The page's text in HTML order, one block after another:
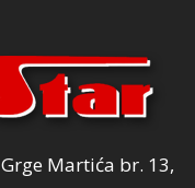
Martića br. 13,